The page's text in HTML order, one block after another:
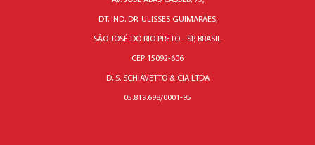
DT. IND. DR. ULISSES GUIMARÃES,
SÃO JOSÉ DO RIO PRETO - SP, BRASIL
CEP 15092-606
D. S. SCHIAVETTO & CIA LTDA
05.819.698/0001-95